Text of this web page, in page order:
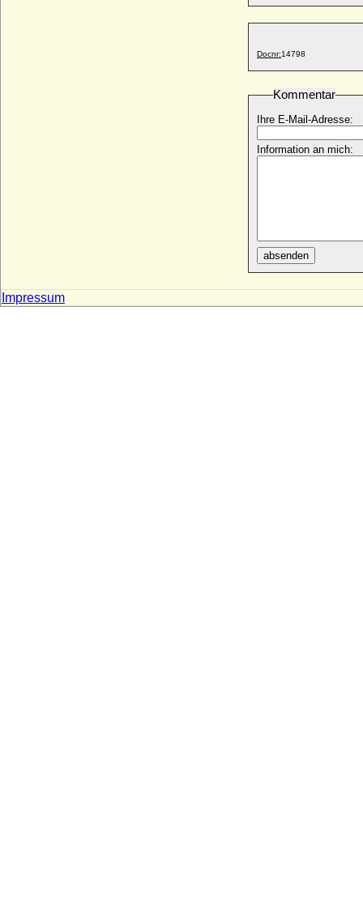
Docnr:14798
Kommentar
Ihre E-Mail-Adresse:
Information an mich:
absenden
Impressum